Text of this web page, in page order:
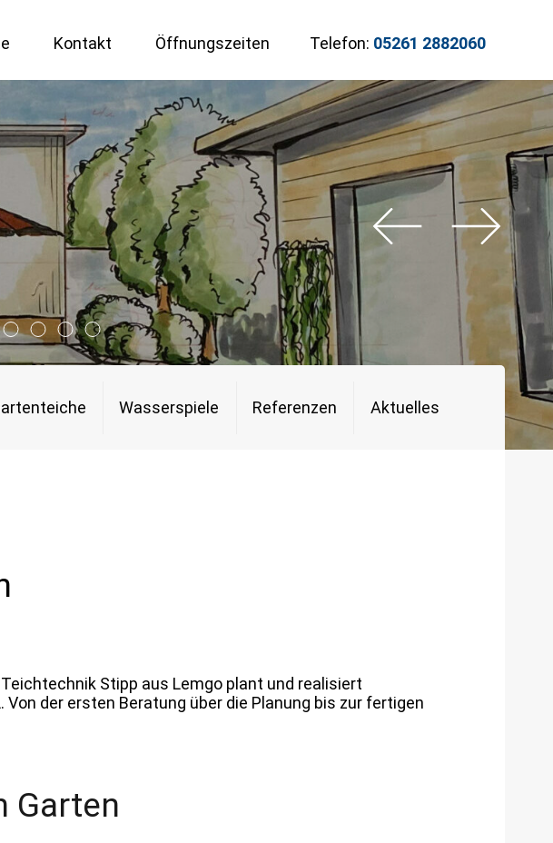
Kontakt Öffnungszeiten Telefon: 05261 2882060
Wasserspiele Referenzen Aktuelles
Stipp aus Lemgo plant und realisiert
Von der ersten Beratung über die Planung bis zur fertigen
Garten